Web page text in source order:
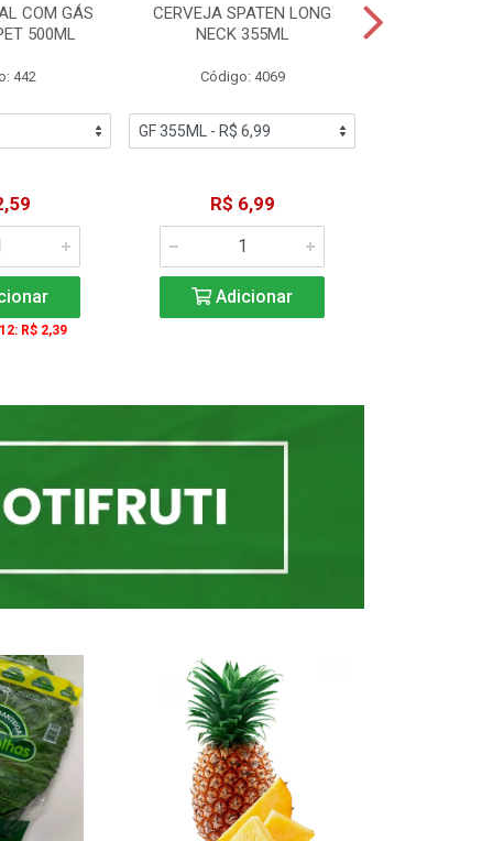
COM GÁS
500ML
442
R$ 2,39
CERVEJA SPATEN LONG
NECK 355ML
Código: 4069
R$ 6,99
Adicionar